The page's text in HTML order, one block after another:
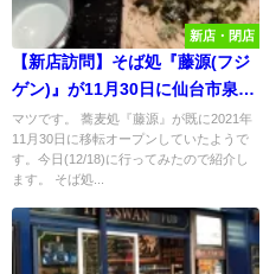
新店・閉店
【新店訪問】そば処『藤源(フジ
ゲン)』が11月30日に仙台市泉区
将監に移転オープンしていたの
で行ってみた！
マツです。 蕎麦処『藤源』が既に2021年
11月30日に移転オープンしていたようで
す。今日(12/18)に行ってみたので紹介し
ます。 そば処...